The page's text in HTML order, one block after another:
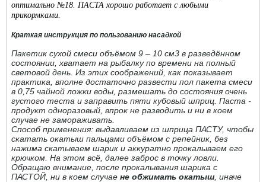
оптимально №18. ПАСТА хорошо работает с любыми
прикормками.
Краткая инструкция по пользованию насадкой
Пакетик сухой смеси объёмом 9 – 10 см3 в разведённом
состоянии, хватает на рыбалку по времени на полный
световой день. Из этих соображений, как показывает
практика, вполне достаточно развести пол пакета смеси
в 0,75 чайной ложки воды, размешать до состояния очень
густого теста и заправить пяти кубовый шприц. Паста -
продукт одноразовый, впрок не разводить и ни в коем
случае не замораживать.
Способ применения: выдавливаем из шприца ПАСТУ, чтобы
скатать окатыш пальцами объёмом с репейник, без
нажима скатываем шарик и аккуратно прокалываем его
крючком. На этом всё, далее заброс в точку ловли.
Обращаю внимание, после прокалывания шарика с
ПАСТОЙ, ни в коем случае не обжимать окатыш , иначе